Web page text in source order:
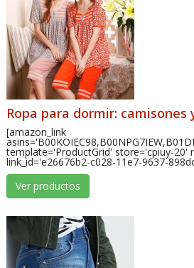
Ropa para dormir: camisones
[amazon_link
template='ProductGrid' store='cpiuy-20'
link_id='e26676b2-c028-11e7-9637-
Ver productos